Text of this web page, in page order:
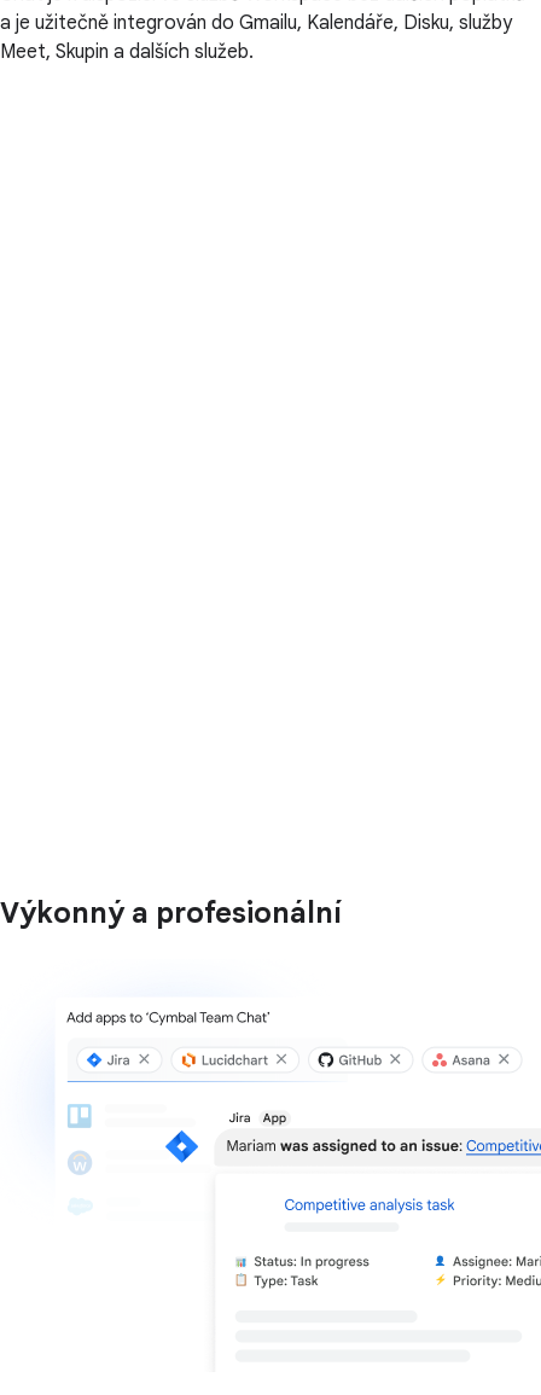
a je užitečně integrován do Gmailu, Kalendáře, Disku, služby
Meet, Skupin a dalších služeb.
Výkonný a profesionální